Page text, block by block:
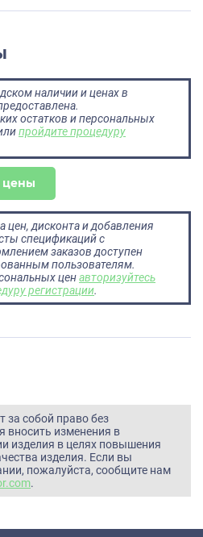
наличии и ценах в
остатков и персональных
пройдите процедуру
цены
цен, дисконта и добавления
спецификаций с
заказов доступен
пользователям.
ценавторизуйтесь
регистрации.
за собой право без
вносить изменения в
изделия в целях повышения
изделия. Если вы
пожалуйста, сообщите нам
.